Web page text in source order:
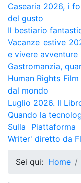
Casearia 2026, i
del gusto
Il bestiario
Vacanze estive
e vivere avventure
Gastromanzia,
Human Rights
dal mondo
Luglio 2026. Il
Quando la
Sulla
Writer' diretto da
Sei qui: Home